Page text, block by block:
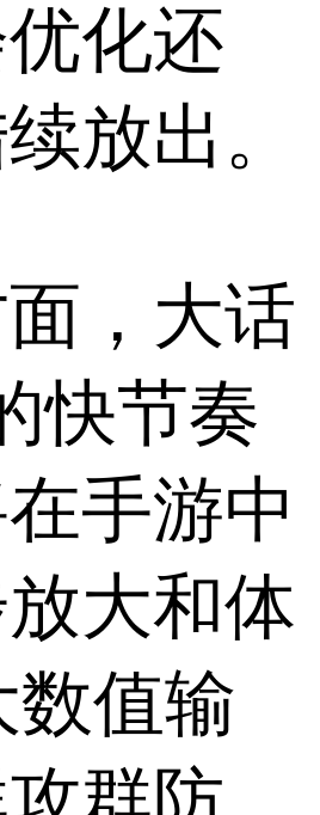
化还
放出。
，大话
快节奏
手游中
大和体
数值输